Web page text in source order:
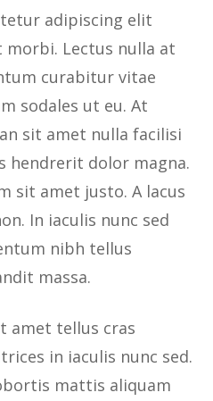
adipiscing elit
Lectus nulla at
curabitur vitae
sodales ut eu. At
sit amet nulla facilisi
hendrerit dolor magna.
sit amet justo. A lacus
In iaculis nunc sed
nibh tellus
massa.
amet tellus cras
in iaculis nunc sed.
mattis aliquam